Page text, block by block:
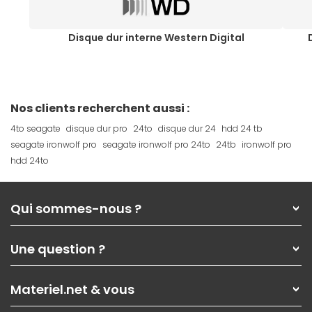
Disque dur interne Western Digital
Nos clients recherchent aussi :
4to seagate disque dur pro 24to disque dur 24 hdd 24 tb
seagate ironwolf pro seagate ironwolf pro 24to 24tb ironwolf pro
hdd 24to
Qui sommes-nous ?
Nos services
Les magasins Materiel.net
Nos solutions pour les pros
Contactez-nous
Une question ?
Paiement, livraison
Garanties,Pack Zen
Materiel.net & vous